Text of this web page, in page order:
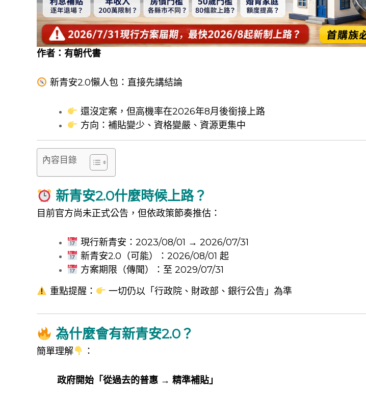
作者： 有朝代書
新青安2.0懶人包：直接先講結論
還沒定案，但高機率在2026年8月後銜接上路
方向：補貼變少、資格變嚴、資源更集中
內容目錄
新青安2.0什麼時候上路？
目前官方尚未正式公告，但依政策節奏推估：
現行新青安：2023/08/01 → 2026/07/31
新青安2.0（可能）：2026/08/01 起
方案期限（傳聞）：至 2029/07/31
重點提醒：
一切仍以「行政院、財政部、銀行公告」為準
為什麼會有新青安2.0？
簡單理解 ：
政府開始「從過去的普惠 → 精準補貼」